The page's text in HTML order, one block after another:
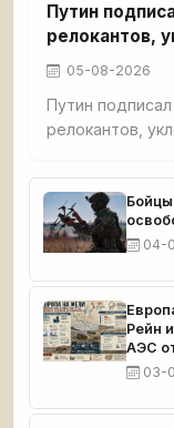
Путин
релокантов,
05-08-2026
Путин
релокантов,
заморозку
госуслуги.
скрывающихся
Бойцы
04-
Рейн
АЭС
03-